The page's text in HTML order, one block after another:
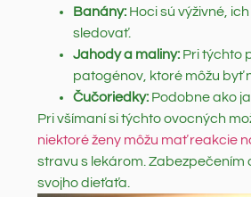
Banány: Hoci sú výživné,
sledovať.
Jahody a maliny: Pri týchto
patogénov, ktoré môžu byť
Čučoriedky: Podobne ako
Pri všímaní si týchto ovocných
niektoré ženy môžu mať reakcie
stravu s lekárom. Zabezpečením
svojho dieťaťa.